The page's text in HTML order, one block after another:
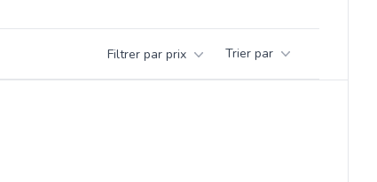
Filtrer par prix Trier par